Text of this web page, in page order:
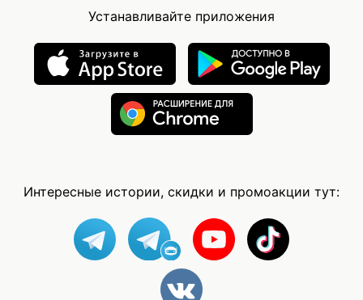
Устанавливайте приложения
Интересные истории, скидки и промоакции тут: